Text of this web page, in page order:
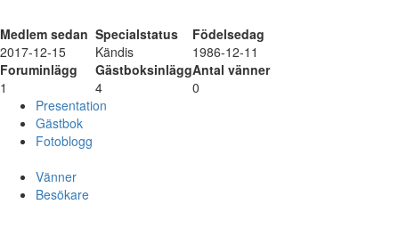
Medlem sedan Specialstatus
Födelsedag
2017-12-15
Kändis
1986-12-11
Foruminlägg
GästboksinläggAntal vänner
1
4
0
Presentation
Gästbok
Fotoblogg
Vänner
Besökare